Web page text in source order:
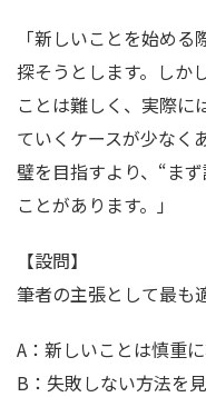
「新しいことを始め
探そうとします。しか
ことは難しく、実際に
ていくケースが少なく
璧を目指すより、“ま
ことがあります。」
【設問】
筆者の主張として最も
A：新しいことは慎重
B：失敗しない方法を